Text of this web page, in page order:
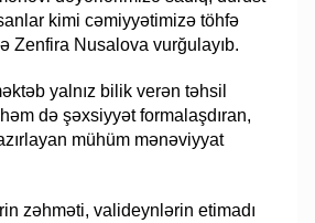
kimi cəmiyyətimizə töhfə
Zenfira Nusalova vurğulayıb.
yalnız bilik verən təhsil
də şəxsiyyət formalaşdıran,
mühüm mənəviyyat
zəhməti, valideynlərin etimadı